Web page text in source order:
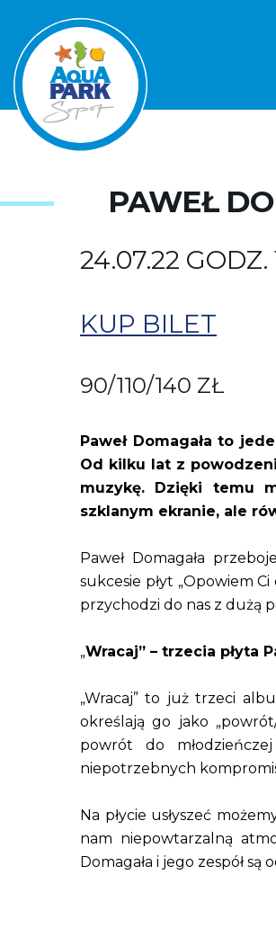
PAWEŁ
24.07.22 GODZ.
KUP BILET
90/110/140 ZŁ
Paweł Domagała to
Od kilku lat z
muzykę. Dzięki temu
szklanym ekranie, ale
Paweł Domagała
sukcesie płyt „Opowiem
przychodzi do nas z dużą
„Wracaj” – trzecia płyta
„Wracaj” to już trzeci
określają go jako
powrót do
niepotrzebnych
Na płycie usłyszeć
nam niepowtarzalną
Domagała i jego zespół